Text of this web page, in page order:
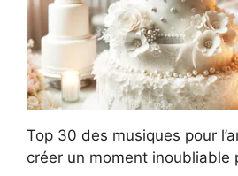
Top 30 des musiques pour
créer un moment inoubliable